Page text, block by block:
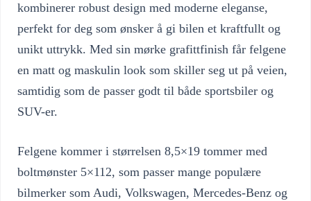
kombinerer robust design med moderne eleganse,
perfekt for deg som ønsker å gi bilen et kraftfullt og
unikt uttrykk. Med sin mørke grafittfinish får felgene
en matt og maskulin look som skiller seg ut på veien,
samtidig som de passer godt til både sportsbiler og
SUV-er.
Felgene kommer i størrelsen 8,5×19 tommer med
boltmønster 5×112, som passer mange populære
bilmerker som Audi, Volkswagen, Mercedes-Benz og